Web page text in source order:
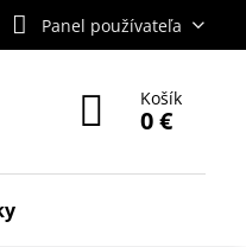
Panel používateľa
Košík
0 €